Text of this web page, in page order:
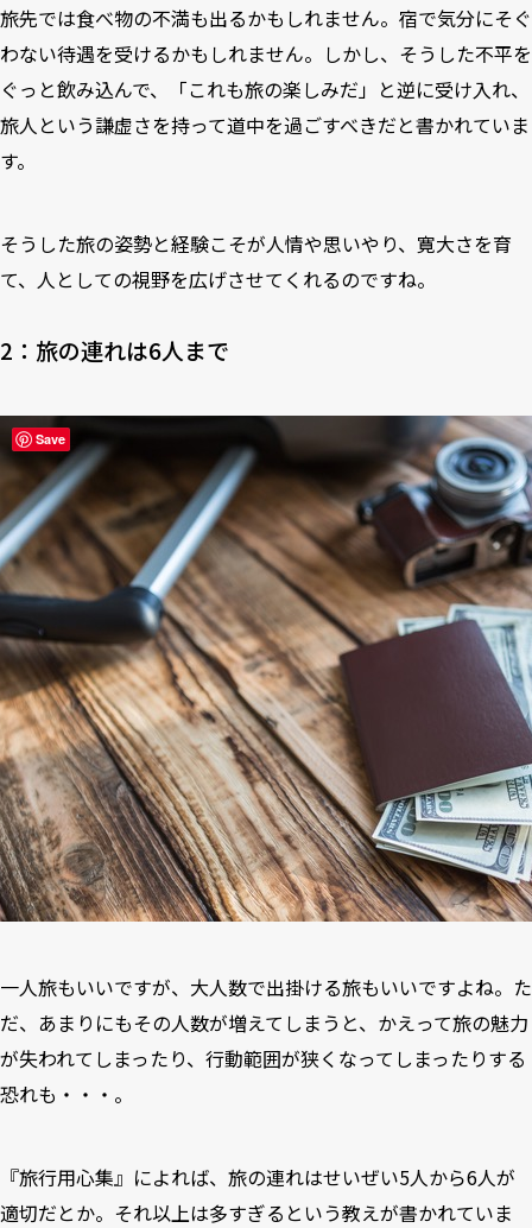
旅先では食べ物の不満も出るかもしれません。宿で気分にそぐ
わない待遇を受けるかもしれません。しかし、そうした不平を
ぐっと飲み込んで、「これも旅の楽しみだ」と逆に受け入れ、
旅人という謙虚さを持って道中を過ごすべきだと書かれていま
す。
そうした旅の姿勢と経験こそが人情や思いやり、寛大さを育
て、人としての視野を広げさせてくれるのですね。
2：旅の連れは6人まで
一人旅もいいですが、大人数で出掛ける旅もいいですよね。た
だ、あまりにもその人数が増えてしまうと、かえって旅の魅力
が失われてしまったり、行動範囲が狭くなってしまったりする
恐れも・・・。
『旅行用心集』によれば、旅の連れはせいぜい5人から6人が
適切だとか。それ以上は多すぎるという教えが書かれていま
Save